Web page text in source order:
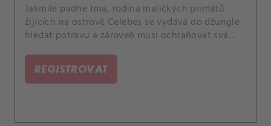
Jakmile padne tma, rodina maličkých primátů
žijících na ostrově Celebes se vydává do džungle
hledat potravu a zároveň musí ochraňovat svá
REGISTROVAT